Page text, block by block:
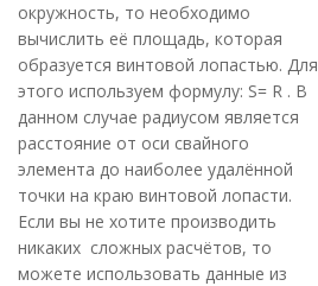
окружность, то необходимо
вычислить её площадь, которая
образуется винтовой лопастью. Для
этого используем формулу: S= R . В
данном случае радиусом является
расстояние от оси свайного
элемента до наиболее удалённой
точки на краю винтовой лопасти.
Если вы не хотите производить
никаких сложных расчётов, то
можете использовать данные из